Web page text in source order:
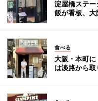
淀屋橋ステ
飯が看板、大
食べる
大阪・本町
は淡路から取